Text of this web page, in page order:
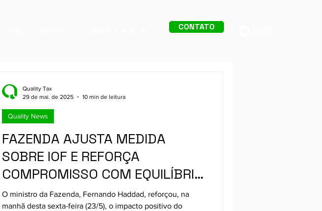
CONTATO
FAZENDA AJUSTA MEDIDA
SOBRE IOF E REFORÇA
COMPROMISSO COM EQUILÍBRIO
FISCAL
O ministro da Fazenda, Fernando Haddad, reforçou, na
manhã desta sexta-feira (23/5), o impacto positivo do
Quality News
Quality Tax
29 de mai. de 2025
10 min de leitura